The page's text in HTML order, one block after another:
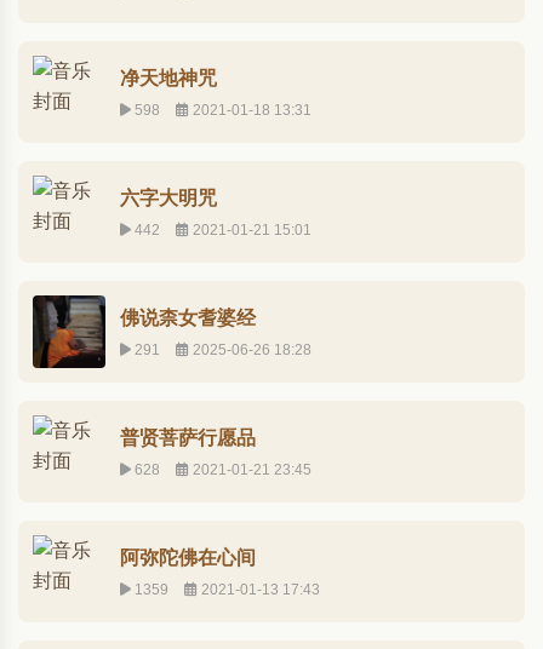
净天地神咒
598 2021-01-18 13:31
六字大明咒
442 2021-01-21 15:01
佛说柰女耆婆经
291 2025-06-26 18:28
普贤菩萨行愿品
628 2021-01-21 23:45
阿弥陀佛在心间
1359 2021-01-13 17:43